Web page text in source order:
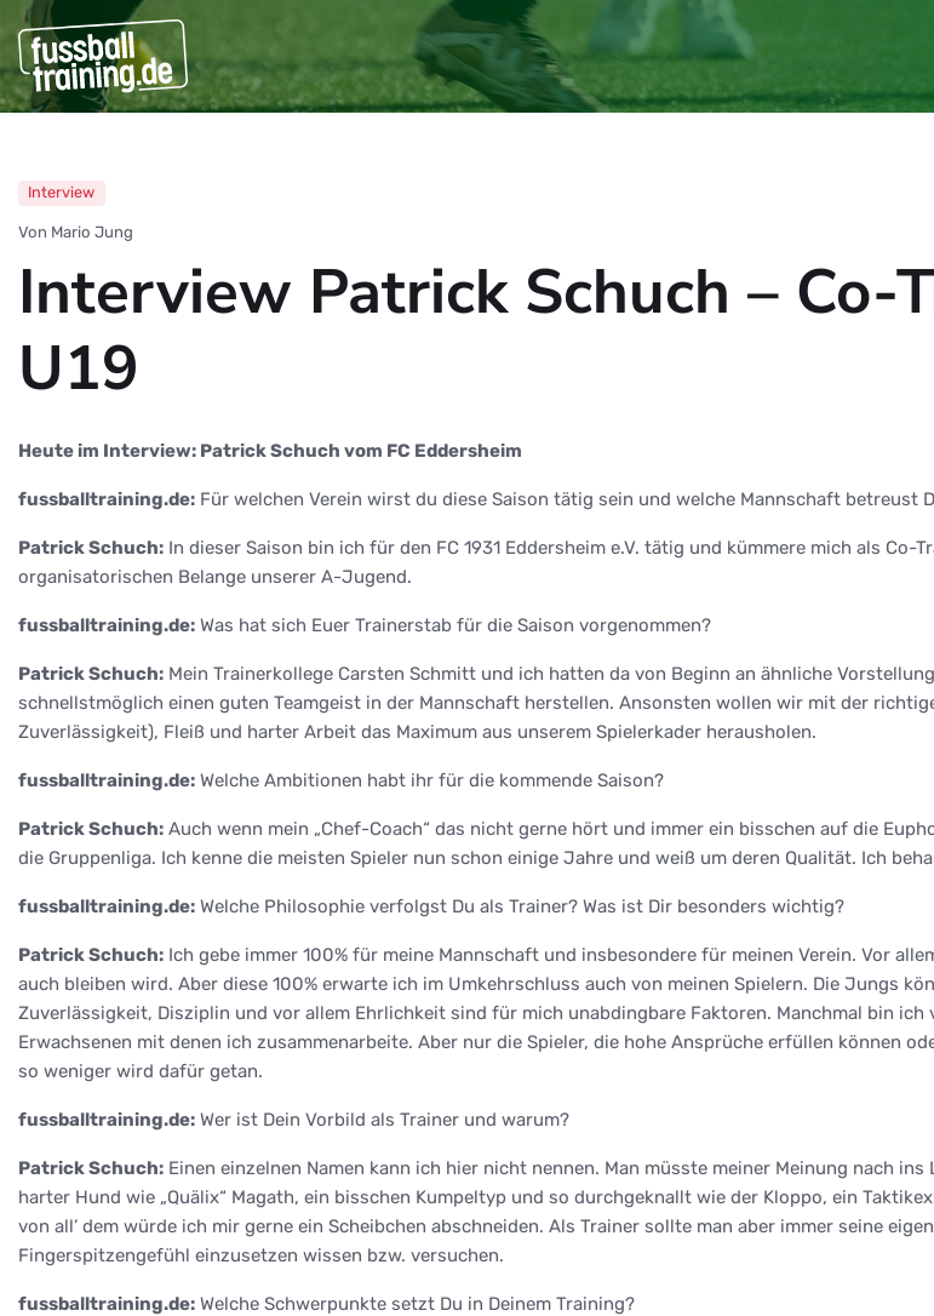
Interview
Von Mario Jung
Interview Patrick Schuch – Co-
U19
Heute im Interview: Patrick Schuch vom FC Eddersheim
fussballtraining.de: Für welchen Verein wirst du diese Saison tätig sein und welche Mannschaft betreust
Patrick Schuch: In dieser Saison bin ich für den FC 1931 Eddersheim e.V. tätig und kümmere mich als
organisatorischen Belange unserer A-Jugend.
fussballtraining.de: Was hat sich Euer Trainerstab für die Saison vorgenommen?
Patrick Schuch: Mein Trainerkollege Carsten Schmitt und ich hatten da von Beginn an ähnliche
schnellstmöglich einen guten Teamgeist in der Mannschaft herstellen. Ansonsten wollen wir mit der
Zuverlässigkeit), Fleiß und harter Arbeit das Maximum aus unserem Spielerkader herausholen.
fussballtraining.de: Welche Ambitionen habt ihr für die kommende Saison?
Patrick Schuch: Auch wenn mein „Chef-Coach“ das nicht gerne hört und immer ein bisschen auf die
die Gruppenliga. Ich kenne die meisten Spieler nun schon einige Jahre und weiß um deren Qualität. Ich
fussballtraining.de: Welche Philosophie verfolgst Du als Trainer? Was ist Dir besonders wichtig?
Patrick Schuch: Ich gebe immer 100% für meine Mannschaft und insbesondere für meinen Verein. Vor
auch bleiben wird. Aber diese 100% erwarte ich im Umkehrschluss auch von meinen Spielern. Die Jungs
Zuverlässigkeit, Disziplin und vor allem Ehrlichkeit sind für mich unabdingbare Faktoren. Manchmal bin
Erwachsenen mit denen ich zusammenarbeite. Aber nur die Spieler, die hohe Ansprüche erfüllen können
so weniger wird dafür getan.
fussballtraining.de: Wer ist Dein Vorbild als Trainer und warum?
Patrick Schuch: Einen einzelnen Namen kann ich hier nicht nennen. Man müsste meiner Meinung nach
harter Hund wie „Quälix“ Magath, ein bisschen Kumpeltyp und so durchgeknallt wie der Kloppo, ein
von all’ dem würde ich mir gerne ein Scheibchen abschneiden. Als Trainer sollte man aber immer seine
Fingerspitzengefühl einzusetzen wissen bzw. versuchen.
fussballtraining.de: Welche Schwerpunkte setzt Du in Deinem Training?